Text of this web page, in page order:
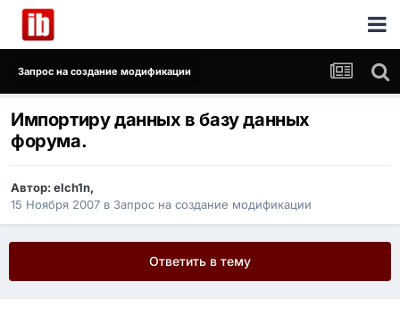
Запрос на создание модификации
Импортиру данных в базу данных
форума.
Автор:elch1n,
15 Ноября 2007 в Запрос на создание модификации
Ответить в тему